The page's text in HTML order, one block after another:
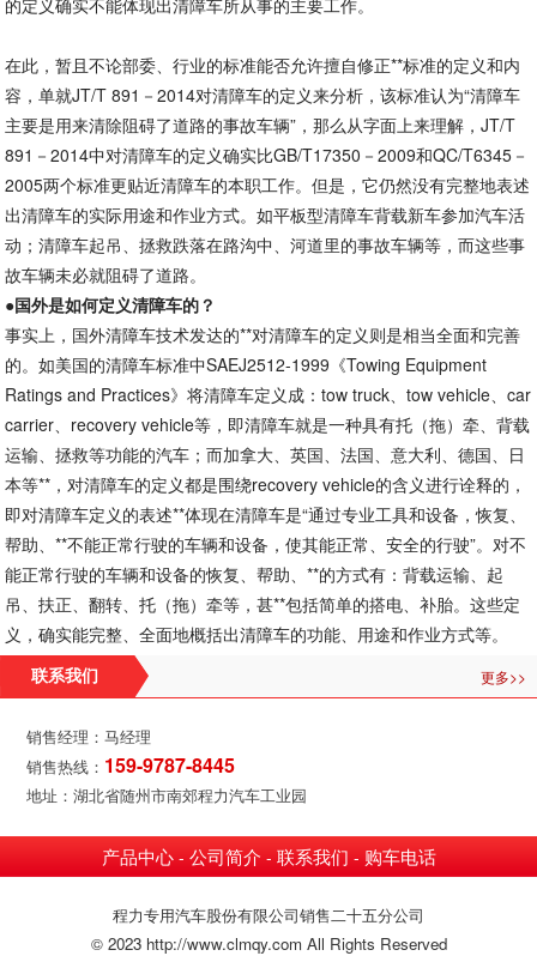
的定义确实不能体现出清障车所从事的主要工作。
在此，暂且不论部委、行业的标准能否允许擅自修正**标准的定义和内
容，单就JT/T 891－2014对清障车的定义来分析，该标准认为“清障车
主要是用来清除阻碍了道路的事故车辆”，那么从字面上来理解，JT/T
891－2014中对清障车的定义确实比GB/T17350－2009和QC/T6345－
2005两个标准更贴近清障车的本职工作。但是，它仍然没有完整地表述
出清障车的实际用途和作业方式。如平板型清障车背载新车参加汽车活
动；清障车起吊、拯救跌落在路沟中、河道里的事故车辆等，而这些事
故车辆未必就阻碍了道路。
●国外是如何定义清障车的？
事实上，国外清障车技术发达的**对清障车的定义则是相当全面和完善
的。如美国的清障车标准中SAEJ2512-1999《Towing Equipment
Ratings and Practices》将清障车定义成：tow truck、tow vehicle、car
carrier、recovery vehicle等，即清障车就是一种具有托（拖）牵、背载
运输、拯救等功能的汽车；而加拿大、英国、法国、意大利、德国、日
本等**，对清障车的定义都是围绕recovery vehicle的含义进行诠释的，
即对清障车定义的表述**体现在清障车是“通过专业工具和设备，恢复、
帮助、**不能正常行驶的车辆和设备，使其能正常、安全的行驶”。对不
能正常行驶的车辆和设备的恢复、帮助、**的方式有：背载运输、起
吊、扶正、翻转、托（拖）牵等，甚**包括简单的搭电、补胎。这些定
义，确实能完整、全面地概括出清障车的功能、用途和作业方式等。
联系我们 更多>>
销售经理：马经理
销售热线： 159-9787-8445
地址：湖北省随州市南郊程力汽车工业园
产品中心- 公司简介 - 联系我们 - 购车电话
程力专用汽车股份有限公司销售二十五分公司
© 2023 http://www.clmqy.com All Rights Reserved